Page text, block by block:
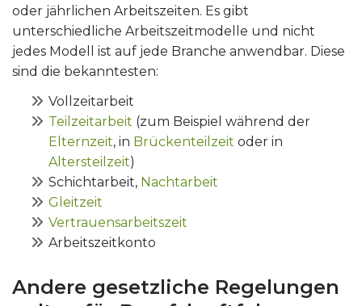
oder jährlichen Arbeitszeiten. Es gibt
unterschiedliche Arbeitszeitmodelle und nicht
jedes Modell ist auf jede Branche anwendbar. Diese
sind die bekanntesten:
Vollzeitarbeit
Teilzeitarbeit (zum Beispiel während der
Elternzeit, in Brückenteilzeit oder in
Altersteilzeit)
Schichtarbeit, Nachtarbeit
Gleitzeit
Vertrauensarbeitszeit
Arbeitszeitkonto
Andere gesetzliche Regelungen